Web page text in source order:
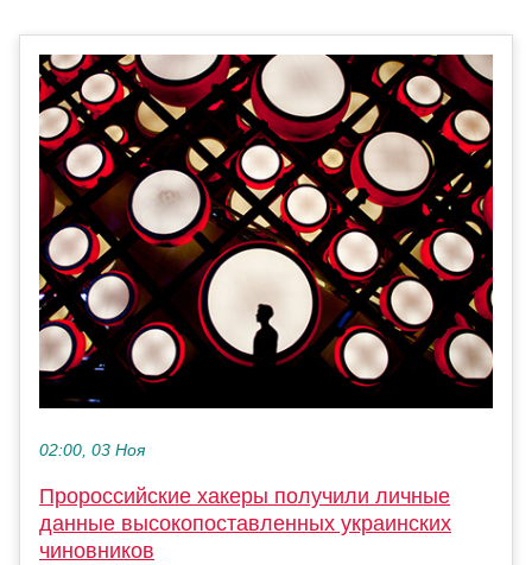
02:00, 03 Ноя
Пророссийские хакеры получили личные
данные высокопоставленных украинских
чиновников